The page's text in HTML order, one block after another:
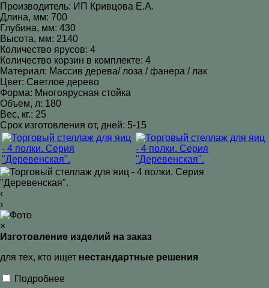
Производитель: ИП Кривцова Е.А.
Длина, мм: 700
Глубина, мм: 430
Высота, мм: 2140
Количество ярусов: 4
Количество корзин в комплекте: 4
Материал: Массив дерева/ лоза / фанера / лак
Цвет: Светлое дерево
Форма: Многоярусная стойка
Объем, л: 180
Вес, кг.: 25
Срок изготовления от, дней: 5-15
‹
›
×
Изготовление изделий на заказ
для тех, кто ищет нестандартные решения
Подробнее